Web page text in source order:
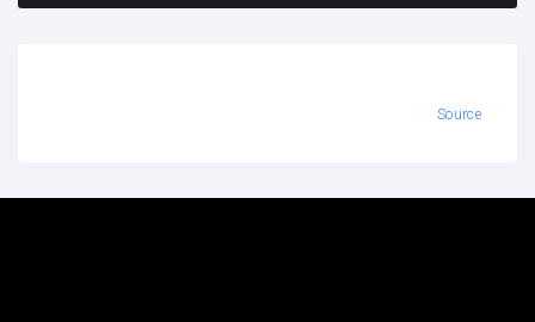
Source